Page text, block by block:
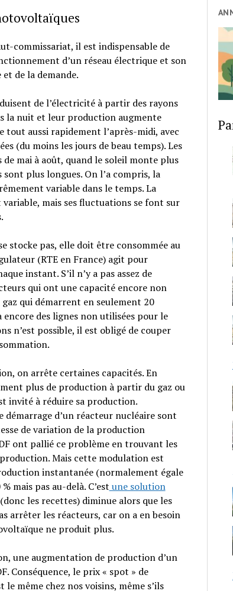
commissariat, il est indispensable de
d’un réseau électrique et son
de la demande.
de l’électricité à partir des rayons
la nuit et leur production augmente
aussi rapidement l’après-midi, avec
(du moins les jours de beau temps). Les
mai à août, quand le soleil monte plus
plus longues. On l’a compris, la
variable dans le temps. La
mais ses fluctuations se font sur
stocke pas, elle doit être consommée au
(RTE en France) agit pour
instant. S’il n’y a pas assez de
qui ont une capacité encore non
qui démarrent en seulement 20
des lignes non utilisées pour le
n’est possible, il est obligé de couper
on arrête certaines capacités. En
plus de production à partir du gaz ou
invité à réduire sa production.
d’un réacteur nucléaire sont
de variation de la production
ont pallié ce problème en trouvant les
Mais cette modulation est
instantanée (normalement égale
mais pas au-delà. C’est une solution
les recettes) diminue alors que les
arrêter les réacteurs, car on a en besoin
ne produit plus.
une augmentation de production d’un
Conséquence, le prix « spot » de
même chez nos voisins, même s’ils